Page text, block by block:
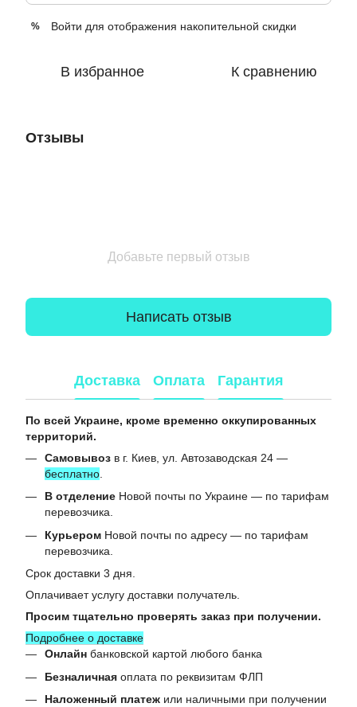
% Войти для отображения накопительной скидки
В избранное К сравнению
Отзывы
Добавьте первый отзыв
Написать отзыв
Доставка Оплата Гарантия
По всей Украине, кроме временно оккупированных
территорий.
Самовывоз в г. Киев, ул. Автозаводская 24 —
бесплатно
В отделение Новой почты по Украине — по тарифам
перевозчика.
Курьером Новой почты по адресу — по тарифам
перевозчика.
Срок доставки 3 дня.
Оплачивает услугу доставки получатель.
Просим тщательно проверять заказ при получении.
Подробнее о доставке
Онлайн банковской картой любого банка
Безналичная оплата по реквизитам ФЛП
Наложенный платеж или наличными при получении